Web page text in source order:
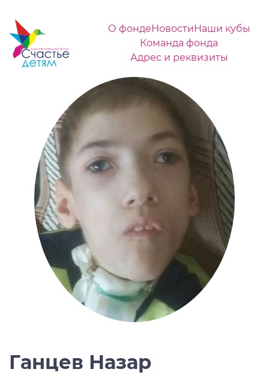
О фондеНовостиНаши кубы
Команда фонда
Адрес и реквизиты
Ганцев Назар